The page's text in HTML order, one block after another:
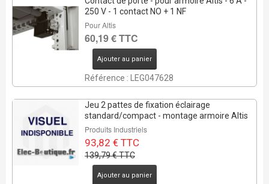
250 V - 1 contact NO + 1 NF
Pour Altis
60,19 € TTC
Ajouter au panier
Référence : LEG047628
Jeu 2 pattes de fixation éclairage
standard/compact - montage armoire Altis
Produits Industriels
93,82 € TTC
139,79 € TTC
Ajouter au panier